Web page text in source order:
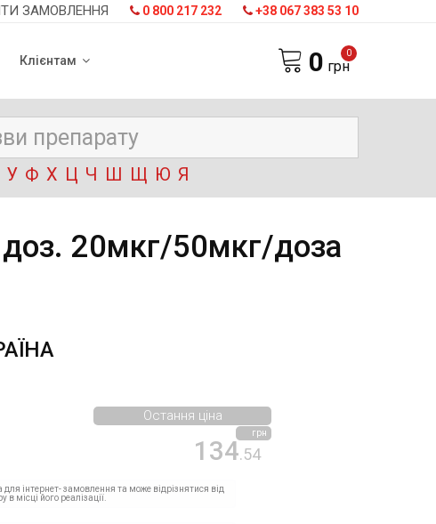
ЗАМОВЛЕННЯ 0 800 217 232 +38 067 383 53 10
Клієнтам
0
0 грн
У Ф Х Ц Ч Ш Щ Ю Я
доз. 20мкг/50мкг/доза
134.54
грн
Остання ціна
для інтернет- замовлення та може відрізнятися від
в місці його реалізації.